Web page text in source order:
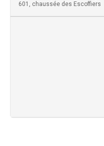
601, chaussée des Escoffiers